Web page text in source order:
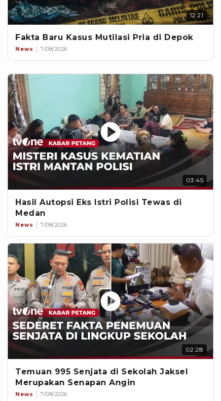
12:21
Fakta Baru Kasus Mutilasi Pria di Depok
News 7/08/2026
03:45
Hasil Autopsi Eks Istri Polisi Tewas di
Medan
News 7/08/2026
02:28
Temuan 995 Senjata di Sekolah Jaksel
Merupakan Senapan Angin
News 7/08/2026